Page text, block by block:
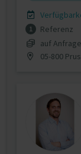
1
Referenz
auf Anfrage
05-800